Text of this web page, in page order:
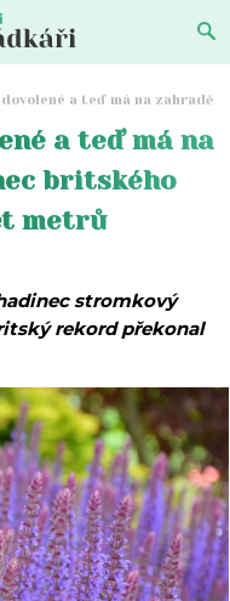
dovolené a teď má na
a teď má na
britského
metrů
stromkový
rekord překonal